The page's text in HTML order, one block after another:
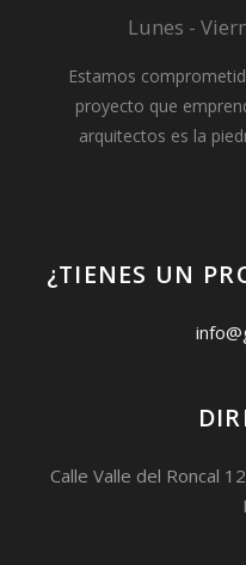
Lunes -
Estamos
proyecto que
arquitectos es la
¿TIENES UN
Calle Valle del Roncal